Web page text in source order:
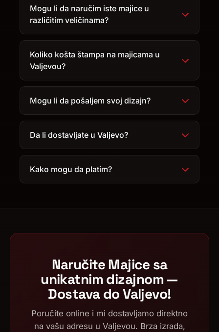
Mogu li da naručim iste majice u
različitim veličinama?
Koliko košta štampa na majicama u
Valjevou?
Mogu li da pošaljem svoj dizajn?
Da li dostavljate u Valjevo?
Kako mogu da platim?
Naručite Majice sa
unikatnim dizajnom —
Dostava do Valjevo!
Poručite online i mi dostavljamo direktno
na vašu adresu u Valjevou. Brza izrada,